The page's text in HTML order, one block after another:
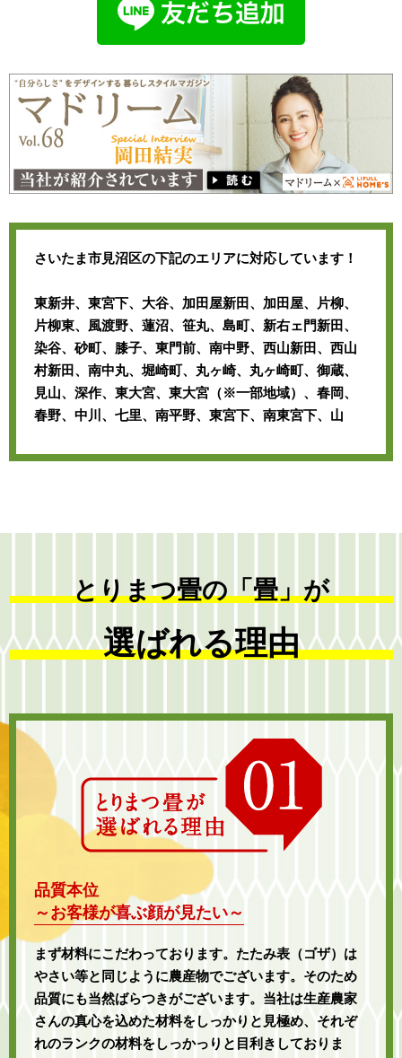
さいたま市見沼区の下記のエリアに対応しています！
東新井、東宮下、大谷、加田屋新田、加田屋、片柳、
片柳東、風渡野、蓮沼、笹丸、島町、新右ェ門新田、
染谷、砂町、膝子、東門前、南中野、西山新田、西山
村新田、南中丸、堀崎町、丸ヶ崎、丸ヶ崎町、御蔵、
見山、深作、東大宮、東大宮（※一部地域）、春岡、
春野、中川、七里、南平野、東宮下、南東宮下、山
とりまつ畳の「畳」が
選ばれる理由
品質本位
～お客様が喜ぶ顔が見たい～
まず材料にこだわっております。たたみ表（ゴザ）は
やさい等と同じように農産物でございます。そのため
品質にも当然ばらつきがございます。当社は生産農家
さんの真心を込めた材料をしっかりと見極め、それぞ
れのランクの材料をしっかっりと目利きしておりま